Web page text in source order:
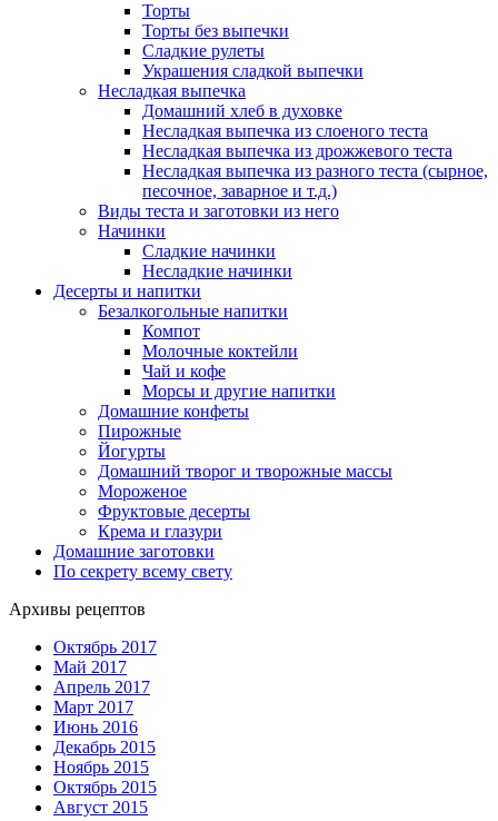
Торты
Торты без выпечки
Сладкие рулеты
Украшения сладкой выпечки
Несладкая выпечка
Домашний хлеб в духовке
Несладкая выпечка из слоеного теста
Несладкая выпечка из дрожжевого теста
Несладкая выпечка из разного теста (сырное,
песочное, заварное и т.д.)
Виды теста и заготовки из него
Начинки
Сладкие начинки
Несладкие начинки
Десерты и напитки
Безалкогольные напитки
Компот
Молочные коктейли
Чай и кофе
Морсы и другие напитки
Домашние конфеты
Пирожные
Йогурты
Домашний творог и творожные массы
Мороженое
Фруктовые десерты
Крема и глазури
Домашние заготовки
По секрету всему свету
Архивы рецептов
Октябрь 2017
Май 2017
Апрель 2017
Март 2017
Июнь 2016
Декабрь 2015
Ноябрь 2015
Октябрь 2015
Август 2015